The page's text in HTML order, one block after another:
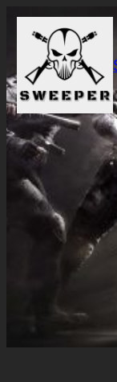
Sari
conținut